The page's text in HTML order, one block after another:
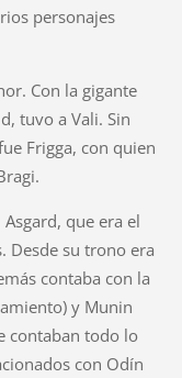
personajes
Con la gigante
tuvo a Vali. Sin
Frigga, con quien
que era el
Desde su trono era
contaba con la
y Munin
contaban todo lo
con Odín